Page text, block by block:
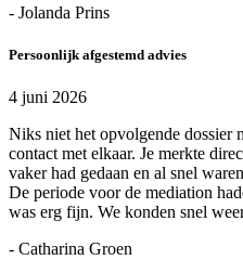
- Jolanda Prins
Persoonlijk afgestemd advies
4 juni 2026
Niks niet het opvolgende dossier
contact met elkaar. Je merkte
vaker had gedaan en al snel
De periode voor de mediation
was erg fijn. We konden snel
- Catharina Groen